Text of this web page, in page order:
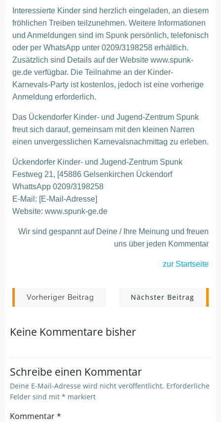
Interessierte Kinder sind herzlich eingeladen, an diesem
fröhlichen Treiben teilzunehmen. Weitere Informationen
und Anmeldungen sind im Spunk persönlich, telefonisch
oder per WhatsApp unter 0209/3198258 erhältlich.
Zusätzlich sind Details auf der Website www.spunk-
ge.de verfügbar. Die Teilnahme an der Kinder-
Karnevals-Party ist kostenlos, jedoch ist eine vorherige
Anmeldung erforderlich.
Das Ückendorfer Kinder- und Jugend-Zentrum Spunk
freut sich darauf, gemeinsam mit den kleinen Narren
einen unvergesslichen Karnevalsnachmittag zu erleben.
Ückendorfer Kinder- und Jugend-Zentrum Spunk
Festweg 21, [45886 Gelsenkirchen Ückendorf
WhattsApp 0209/3198258
E-Mail: [E-Mail-Adresse]
Website: www.spunk-ge.de
Wir sind gespannt auf Deine / Ihre Meinung und freuen
uns über jeden Kommentar
zur Startseite
Post
navigation
Vorheriger Beitrag
Post
navigation
Nächster Beitrag
Keine Kommentare bisher
Schreibe einen Kommentar
Deine E-Mail-Adresse wird nicht veröffentlicht. Erforderliche
Felder sind mit * markiert
Kommentar*